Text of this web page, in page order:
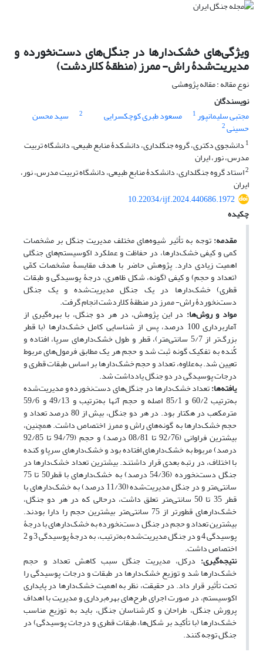
ویژگی‌های خشک‌دارها در جنگل‌های دست‌نخورده و
مدیریت‌شدۀ راش- ممرز (منطقۀ کلاردشت)
نوع مقاله : مقاله پژوهشی
نویسندگان
مجتبی سلیمانپور1 مسعود طبری کوچکسرایی 2 سید محسن
حسینی2
1 دانشجوی دکتری، گروه جنگلداری، دانشکدۀ منابع طبیعی، دانشگاه تربیت
مدرس، نور، ایران
2استاد گروه جنگلداری، دانشکدۀ منابع طبیعی، دانشگاه تربیت مدرس، نور،
ایران
10.22034/ijf.2024.440686.1972
چکیده
مقدمه:توجه به تأثیر شیوه‌های مختلف مدیریت جنگل بر مشخصات
کمی و کیفی خشک‌دارها، در حفاظت و عملکرد اکوسیستم‌های جنگلی
اهمیت زیادی دارد. پژوهش حاضر با هدف مقایسۀ مشخصات کمّی
(تعداد و حجم) و کیفی (گونه، شکل ظاهری، درجۀ پوسیدگی و طبقات
قطری) خشک‌دارها در یک جنگل مدیریت‌شده و یک جنگل
دست‌نخوردۀ راش- ممرز در منطقۀ کلاردشت انجام گرفت.
مواد و روش‌ها: در این پژوهش، در هر دو جنگل، با بهره‌گیری از
آماربرداری 100 درصد، پس از شناسایی کامل خشک‌دارها (با قطر
بزرگ‌تر از 5/7 سانتی‌متر)، قطر و طول خشک‌دارهای سرپا، افتاده و
کُنده به تفکیک گونه ثبت شد و حجم هر یک مطابق فرمول‌های مربوط
تعیین شد. به‌علاوه، تعداد و حجم خشک‌دارها بر اساس طبقات قطری و
درجات پوسیدگی در دو جنگل یادداشت شد.
یافته‌ها:تعداد خشک‌دارها در جنگل‌های دست‌نخورده و مدیریت‌شده
به‌ترتیب 60/2 و 85/1 اصله و حجم آنها به‌ترتیب و 49/13 و 59/6
مترمکعب در هکتار بود. در هر دو جنگل، بیش از 80 درصد تعداد و
حجم خشک‌دارها به گونه‌های راش و ممرز اختصاص داشت. همچنین،
بیشترین فراوانی (92/76 تا 08/81 درصد) و حجم (94/79 تا 92/85
درصد) مربوط به خشک‌دارهای افتاده بود و خشک‌دارهای سرپا و کنده
با اختلاف، در رتبه بعدی قرار داشتند. بیشترین تعداد خشک‌دارها در
جنگل دست‌نخورده (54/36 درصد) به خشک‌دارهای با قطر50 تا 75
سانتی‌متر و در جنگل مدیریت‌شده (11/30 درصد) به خشک‌دارهای با
قطر 35 تا 50 سانتی‌متر تعلق داشت، درحالی که در هر دو جنگل،
خشک‌دارهای قطورتر از 75 سانتی‌متر بیشترین حجم را دارا بودند.
بیشترین تعداد و حجم در جنگل دست‌نخورده به خشک‌دارهای با درجۀ
پوسیدگی 4 و در جنگل مدیریت‌شده به‌ترتیب، به درجۀ پوسیدگی 3 و 2
اختصاص داشت.
نتیجه‌گیری: درکل، مدیریت جنگل سبب کاهش تعداد و حجم
خشک‌دارها شد و توزیع خشک‌دارها در طبقات و درجات پوسیدگی را
تحت ‌تأثیر قرار داد. در حقیقت، نظر به اهمیت خشک‌دارها در پایداری
اکوسیستم، در صورت اجرای طرح‌های بهره‌برداری و مدیریت با اهداف
پرورش جنگل، طراحان و کارشناسان جنگل، باید به توزیع مناسب
خشک‌دارها (با تأکید بر شکل‌ها، طبقات قطری و درجات پوسیدگی) در
جنگل توجه کنند.